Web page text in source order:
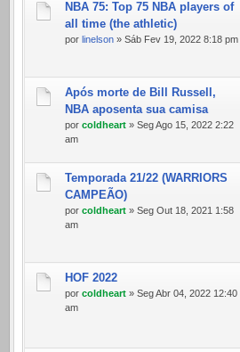
NBA 75: Top 75 NBA players of
all time (the athletic)
por linelson » Sáb Fev 19, 2022 8:18 pm
Após morte de Bill Russell,
NBA aposenta sua camisa
por coldheart » Seg Ago 15, 2022 2:22
am
Temporada 21/22 (WARRIORS
CAMPEÃO)
por coldheart » Seg Out 18, 2021 1:58
am
HOF 2022
por coldheart » Seg Abr 04, 2022 12:40
am